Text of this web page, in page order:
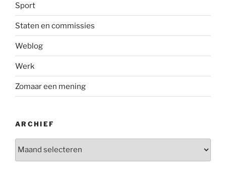
Sport
Staten en commissies
Weblog
Werk
Zomaar een mening
ARCHIEF